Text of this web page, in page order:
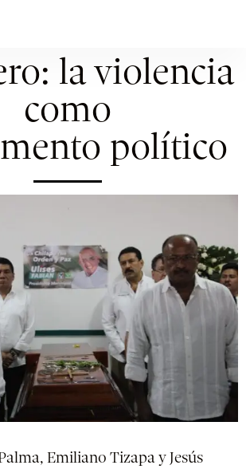
la violencia
como
político
Emiliano Tizapa y Jesús